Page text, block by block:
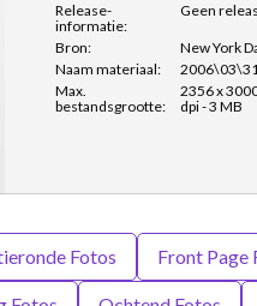
Release-
informatie:
Geen
Bron:
New York
Naam materiaal:
Max.
bestandsgrootte:
2356 x
dpi - 3 MB
Fotos Front Page